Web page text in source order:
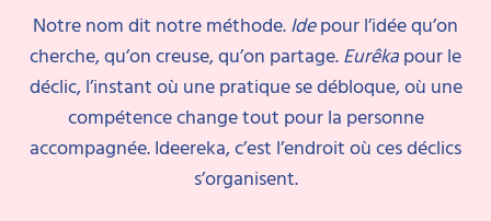
Notre nom dit notre méthode.Idepour l’idée qu’on
cherche, qu’on creuse, qu’on partage.Eurêkapour le
déclic, l’instant où une pratique se débloque, où une
compétence change tout pour la personne
accompagnée. Ideereka, c’est l’endroit où ces déclics
s’organisent.